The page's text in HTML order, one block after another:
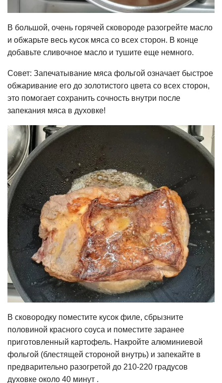
В большой, очень горячей сковороде разогрейте масло
и обжарьте весь кусок мяса со всех сторон. В конце
добавьте сливочное масло и тушите еще немного.
Совет: Запечатывание мяса фольгой означает быстрое
обжаривание его до золотистого цвета со всех сторон,
это помогает сохранить сочность внутри после
запекания мяса в духовке!
В сковородку поместите кусок филе, сбрызните
половиной красного соуса и поместите заранее
приготовленный картофель. Накройте алюминиевой
фольгой (блестящей стороной внутрь) и запекайте в
предварительно разогретой до 210-220 градусов
духовке около 40 минут .